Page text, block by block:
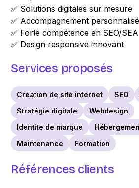
✅ Solutions digitales sur mesure
✅ Accompagnement personnalisé
✅ Forte compétence en SEO/SEA
✅ Design responsive innovant
Services proposés
Creation de site internet SEO
Stratégie digitale
Webdesign
Identite de marque
Maintenance
Formation
Références clients